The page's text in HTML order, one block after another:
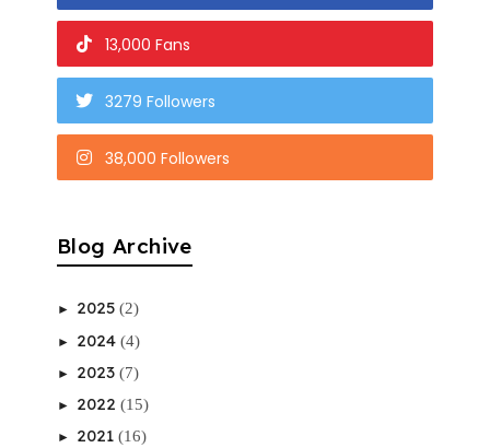
13,000 Fans
3279 Followers
38,000 Followers
Blog Archive
► 2025 (2)
► 2024 (4)
► 2023 (7)
► 2022 (15)
► 2021 (16)